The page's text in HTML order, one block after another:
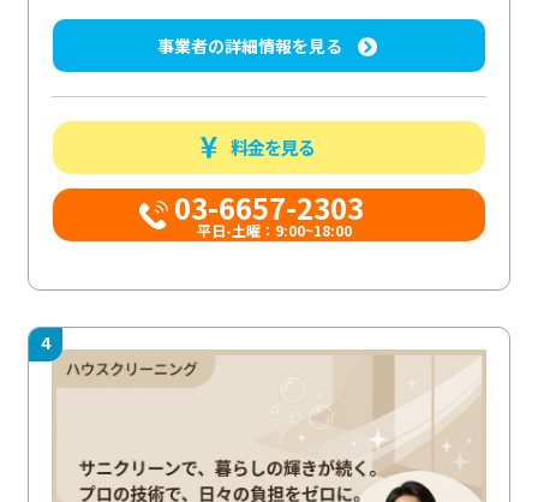
事業者の詳細情報を見る
料金を見る
03-6657-2303
平日-土曜：9:00~18:00
4